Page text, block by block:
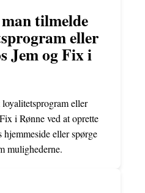
tilmelde
eller
Jem og Fix i
eller
i Rønne ved at oprette
eller spørge
mulighederne.